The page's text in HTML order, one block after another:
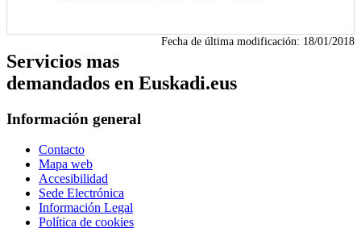
Fecha de última modificación: 18/01/2018
Servicios mas
demandados en Euskadi.eus
Información general
Contacto
Mapa web
Accesibilidad
Sede Electrónica
Información Legal
Política de cookies